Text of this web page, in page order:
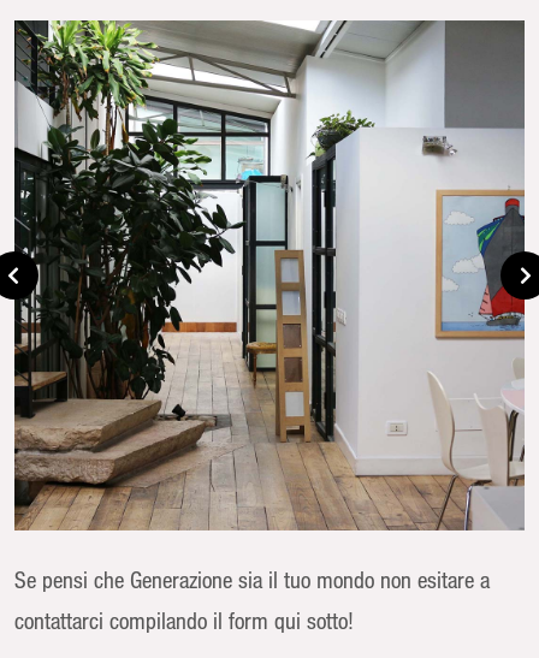
Se pensi che Generazione sia il tuo mondo non esitare a
contattarci compilando il form qui sotto!